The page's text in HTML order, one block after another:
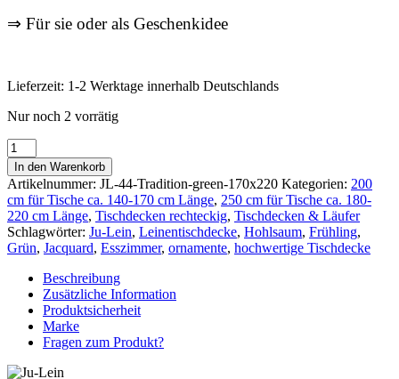
⇒ Für sie oder als Geschenkidee
Lieferzeit: 1-2 Werktage innerhalb Deutschlands
Nur noch 2 vorrätig
Leinen
Tischdecke
170
x
220
cm
TRADITION
green
Hohlsaum
Lein
Menge
In den Warenkorb
Artikelnummer: JL-44-Tradition-green-170x220 Kategorien: 200
cm für Tische ca. 140-170 cm Länge, 250 cm für Tische ca. 180-
220 cm Länge, Tischdecken rechteckig, Tischdecken & Läufer
Schlagwörter: Ju-Lein, Leinentischdecke, Hohlsaum, Frühling,
Grün, Jacquard, Esszimmer, ornamente, hochwertige Tischdecke
Beschreibung
Zusätzliche Information
Produktsicherheit
Marke
Fragen zum Produkt?